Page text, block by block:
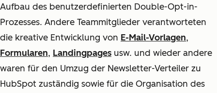
Aufbau des benutzerdefinierten Double-Opt-in-
Prozesses. Andere Teammitglieder verantworteten
die kreative Entwicklung von E-Mail-Vorlagen,
Formularen, Landingpages usw. und wieder andere
waren für den Umzug der Newsletter-Verteiler zu
HubSpot zuständig sowie für die Organisation des